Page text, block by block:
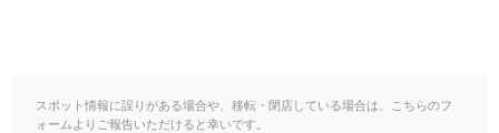
スポット情報に誤りがある場合や、移転・閉店している場合は、こちらのフ
ォームよりご報告いただけると幸いです。